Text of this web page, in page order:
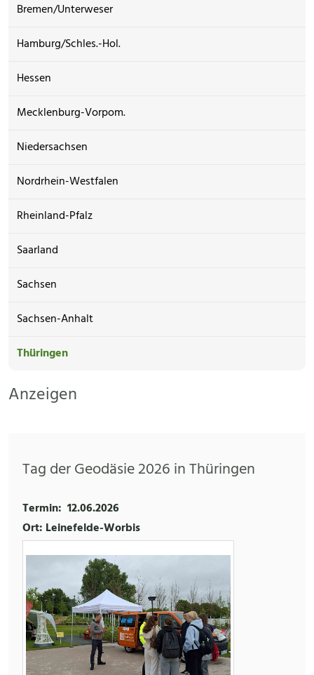
Bremen/Unterweser
Hamburg/Schles.-Hol.
Hessen
Mecklenburg-Vorpom.
Niedersachsen
Nordrhein-Westfalen
Rheinland-Pfalz
Saarland
Sachsen
Sachsen-Anhalt
Thüringen
Anzeigen
Tag der Geodäsie 2026 in Thüringen
Termin: 12.06.2026
Ort: Leinefelde-Worbis